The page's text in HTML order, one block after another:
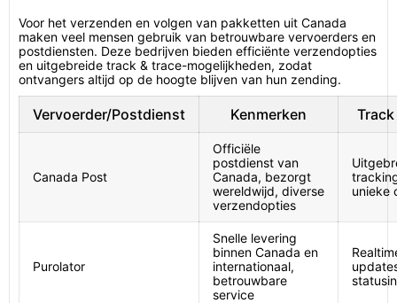
Voor het verzenden en volgen van pakketten uit Canada
maken veel mensen gebruik van betrouwbare vervoerders en
postdiensten. Deze bedrijven bieden efficiënte verzendopties
en uitgebreide track & trace-mogelijkheden, zodat
ontvangers altijd op de hoogte blijven van hun zending.
Vervoerder/Postdienst Kenmerken Track
Canada Post
Officiële
postdienst van
Canada, bezorgt
wereldwijd, diverse
verzendopties
unieke
Purolator
Snelle levering
binnen Canada en
internationaal,
betrouwbare
service